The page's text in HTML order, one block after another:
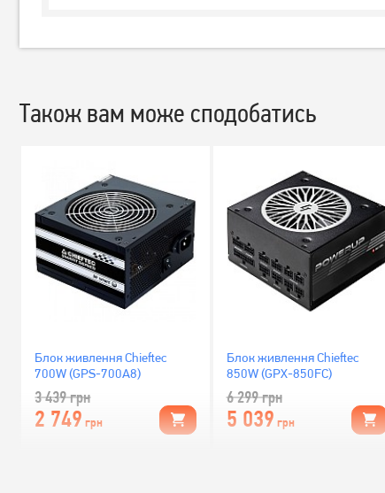
Також вам може сподобатись
Блок живлення Chieftec
700W (GPS-700A8)
3 439грн
2 749 грн
Блок живлення Chieftec
850W (GPX-850FC)
6 299грн
5 039 грн